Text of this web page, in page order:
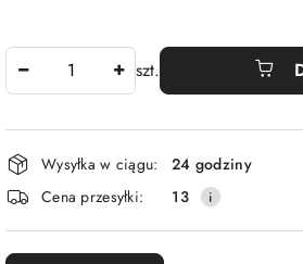
szt.
Dostępność
i
dostawa
Wysyłka w ciągu:
24 godziny
Cena przesyłki:
13